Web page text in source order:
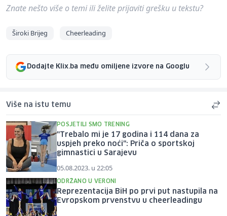
Znate nešto više o temi ili želite prijaviti grešku u tekstu?
Široki Brijeg Cheerleading
Dodajte Klix.ba među omiljene izvore na Googlu
Više na istu temu
POSJETILI SMO TRENING
"Trebalo mi je 17 godina i 114 dana za
uspjeh preko noći": Priča o sportskoj
gimnastici u Sarajevu
05.08.2023. u 22:05
ODRŽANO U VERONI
Reprezentacija BiH po prvi put nastupila na
Evropskom prvenstvu u cheerleadingu